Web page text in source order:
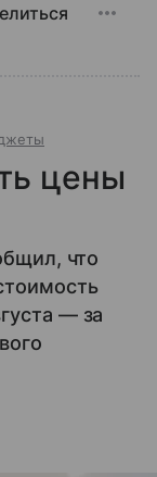
цены
что
— за